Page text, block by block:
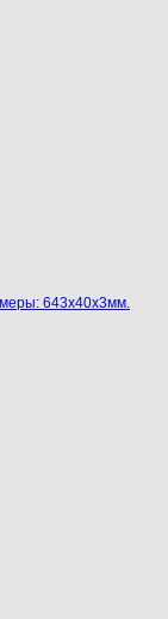
643х40х3мм.